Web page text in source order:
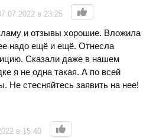
в 23:25
и отзывы хорошие. Вложила
надо ещё и ещё. Отнесла
Сказали даже в нашем
я не одна такая. А по всей
Не стесняйтесь заявить на нее!
в 15:40